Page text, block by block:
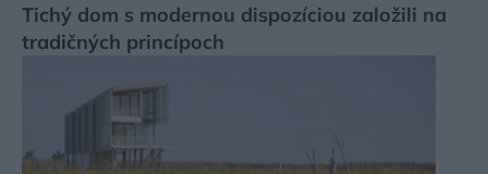
Tichý dom s modernou dispozíciou založili na
tradičných princípoch